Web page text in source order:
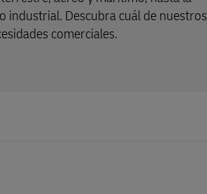
industrial. Descubra cuál de nuestros
comerciales.